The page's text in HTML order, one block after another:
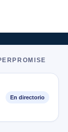
En directorio